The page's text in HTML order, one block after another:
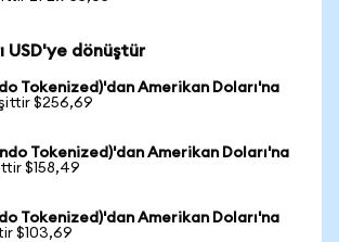
USD'ye dönüştür
Tokenized)'dan Amerikan Doları'na
$256,69
Tokenized)'dan Amerikan Doları'na
$158,49
Tokenized)'dan Amerikan Doları'na
$103,69